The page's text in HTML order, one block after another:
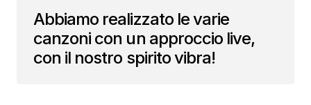
Abbiamo realizzato le varie
canzoni con un approccio live,
con il nostro spirito vibra!